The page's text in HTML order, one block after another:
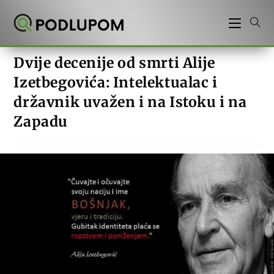
Dvije decenije od smrti Alije
Izetbegovića: Intelektualac i
državnik uvažen i na Istoku i na
Zapadu